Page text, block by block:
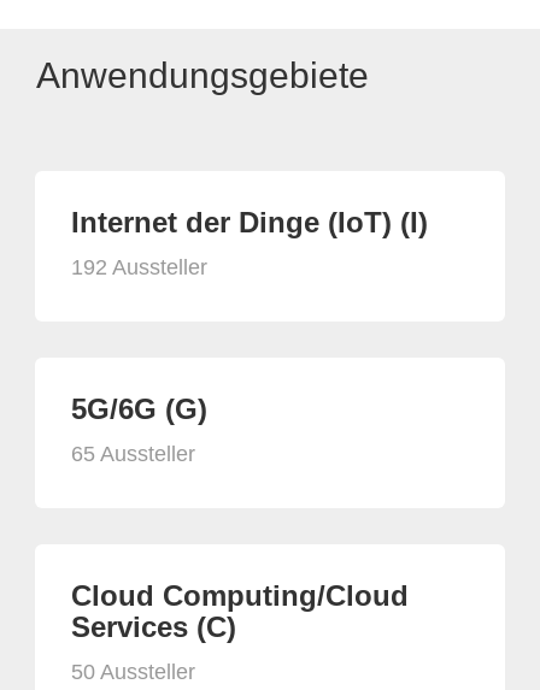
Anwendungsgebiete
Internet der Dinge (IoT) (I)
192 Aussteller
5G/6G (G)
65 Aussteller
Cloud Computing/Cloud
Services (C)
50 Aussteller